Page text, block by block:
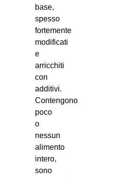
base,
spesso
fortemente
modificati
e
arricchiti
con
additivi.
Contengono
poco
o
nessun
alimento
intero,
sono